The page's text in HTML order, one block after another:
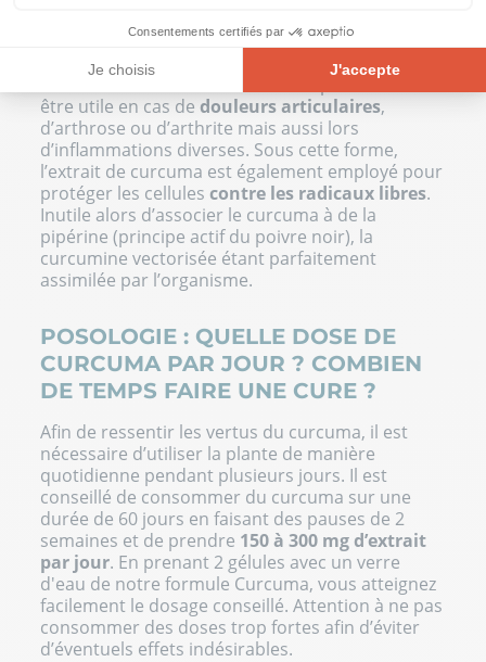
Consentements certifiés par
Je choisis J'accepte
Axeptio consent
Plateforme de Gestion du Consentement : Personnalisez vos
Notre plateforme vous permet d'adapter et de gérer vos
des atouts offerts par la plante.
La curcumine vectorisée est principalement
utilisée contre l’inflammation. Elle pourra vous
être utile en cas dedouleurs articulaires,
d’arthrose ou d’arthrite mais aussi lors
d’inflammations diverses. Sous cette forme,
l’extrait de curcuma est également employé pour
protéger les cellulescontre les radicaux libres.
Inutile alors d’associer le curcuma à de la
pipérine (principe actif du poivre noir), la
curcumine vectorisée étant parfaitement
assimilée par l’organisme.
POSOLOGIE : QUELLE DOSE DE
CURCUMA PAR JOUR ? COMBIEN
DE TEMPS FAIRE UNE CURE ?
Afin de ressentir les vertus du curcuma, il est
nécessaire d’utiliser la plante de manière
quotidienne pendant plusieurs jours. Il est
conseillé de consommer du curcuma sur une
durée de 60 jours en faisant des pauses de 2
semaines et de prendre 150 à 300 mg d’extrait
par jour. En prenant 2 gélules avec un verre
d'eau de notre formule Curcuma, vous atteignez
facilement le dosage conseillé. Attention à ne pas
consommer des doses trop fortes afin d’éviter
d’éventuels effets indésirables.